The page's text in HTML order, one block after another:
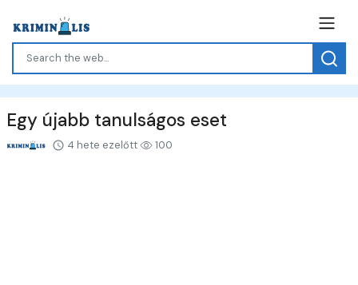
Egy újabb tanulságos eset
4 hete ezelőtt 100